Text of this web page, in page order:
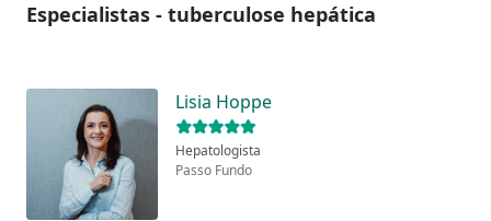
Especialistas - tuberculose hepática
Lisia Hoppe
Hepatologista
Passo Fundo